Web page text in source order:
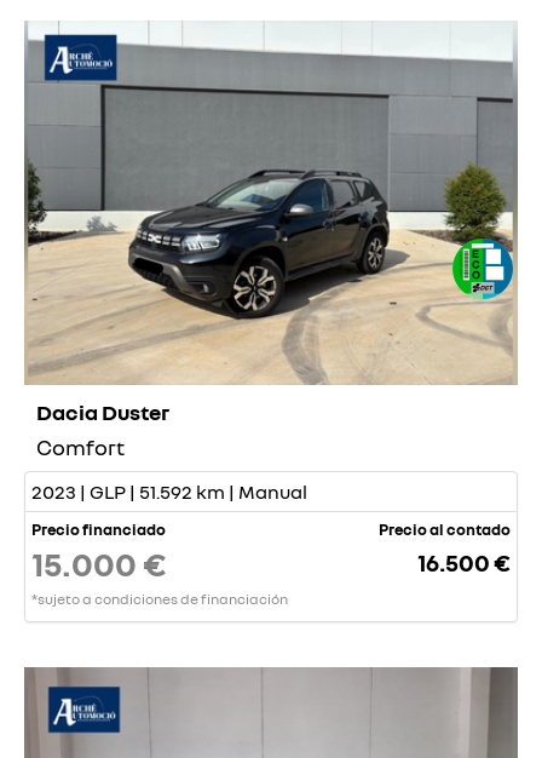
Dacia Duster
Comfort
2023 | GLP | 51.592 km | Manual
Precio financiado
15.000 €
*sujeto a condiciones de financiación
Precio al contado
16.500 €